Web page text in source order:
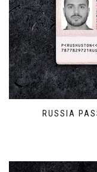
RUSSIA